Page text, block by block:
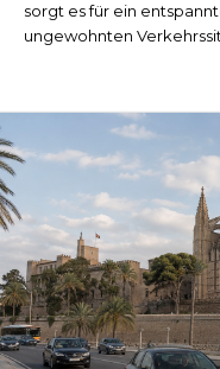
sorgt es für ein
ungewohnten